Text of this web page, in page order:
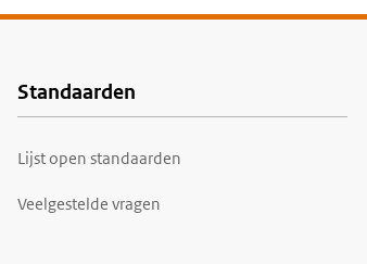
Voet
Standaarden
Lijst open standaarden
Veelgestelde vragen